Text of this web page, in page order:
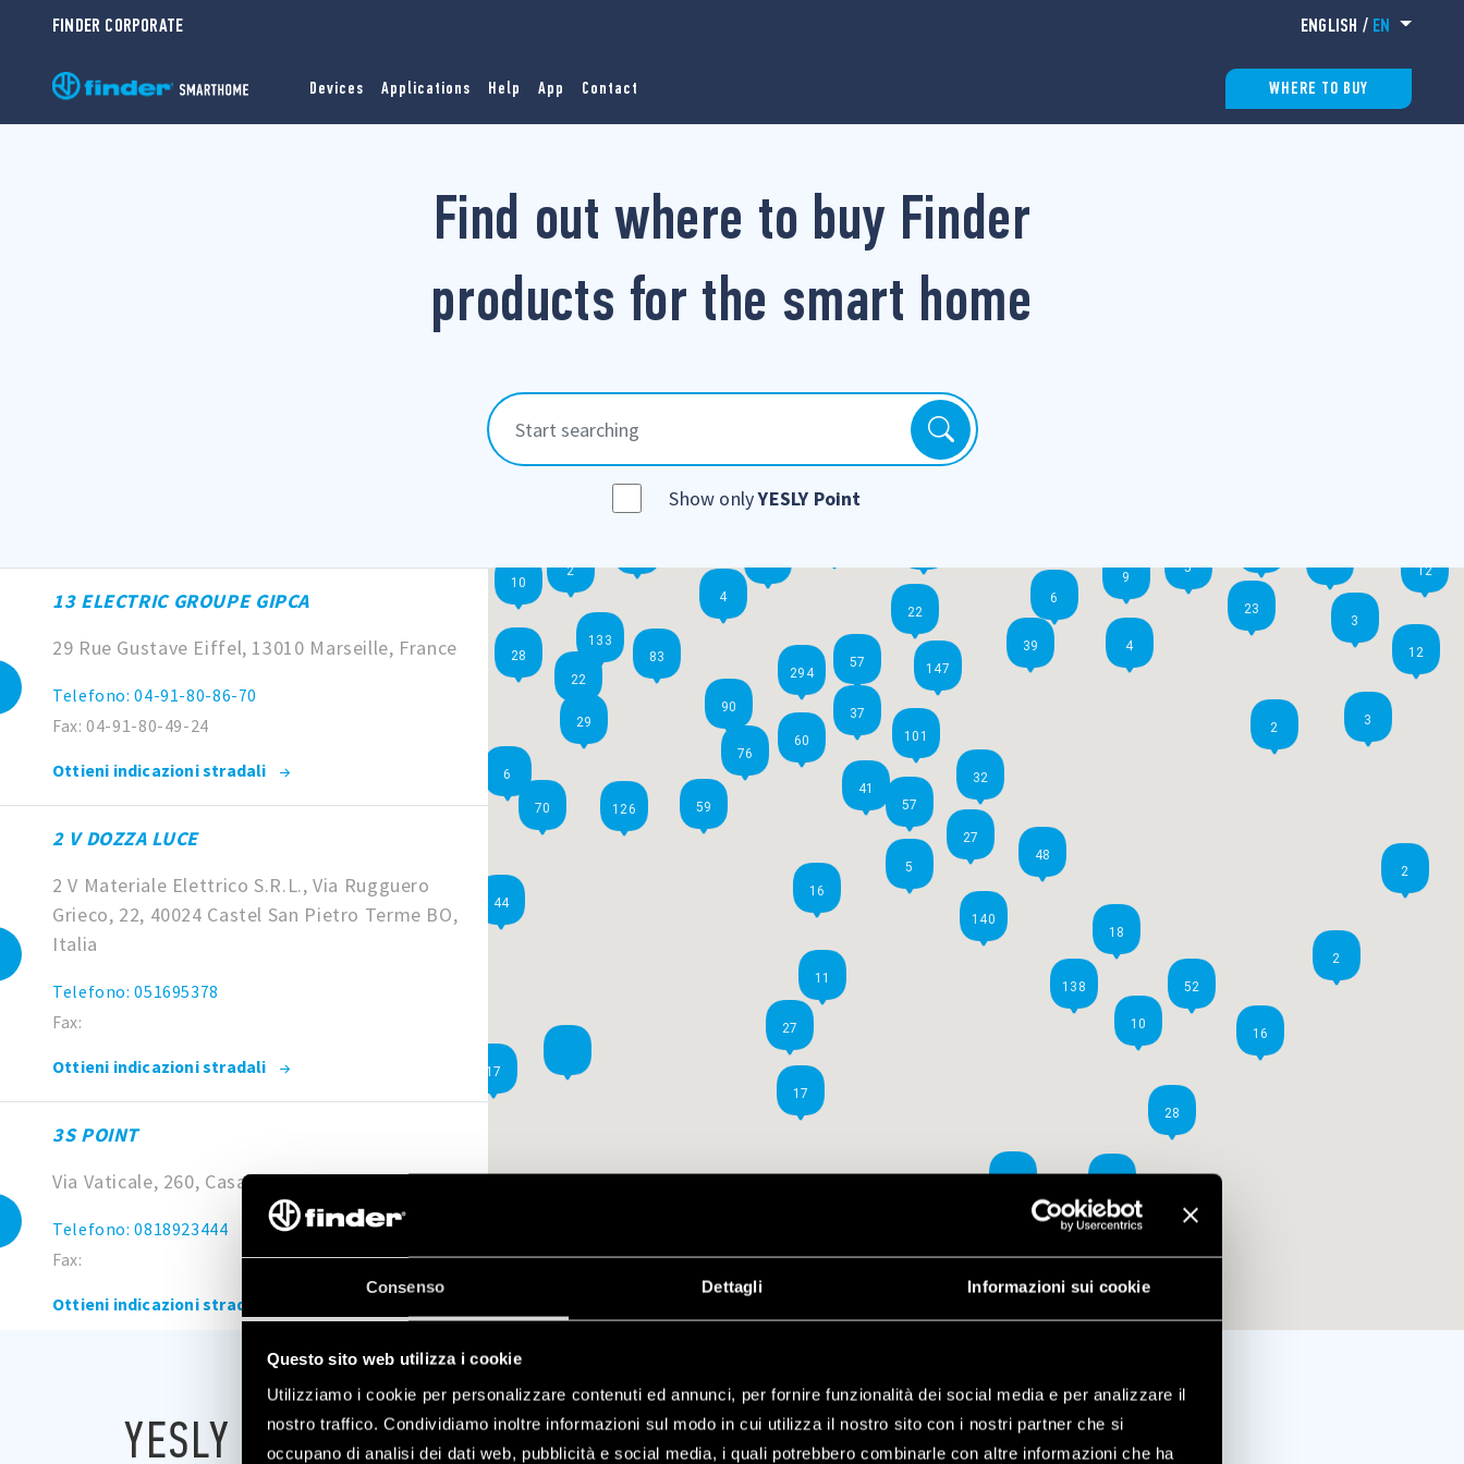
Consenso Dettagli Informazioni sui cookie
Questo sito web utilizza i cookie
Utilizziamo i cookie per personalizzare contenuti ed annunci, per fornire funzionalità dei social media e per analizzare il
nostro traffico. Condividiamo inoltre informazioni sul modo in cui utilizza il nostro sito con i nostri partner che si
occupano di analisi dei dati web, pubblicità e social media, i quali potrebbero combinarle con altre informazioni che ha
FINDER CORPORATE ENGLISH / EN
Devices Applications Help App Contact WHERE TO BUY
Find out where to buy Finder
products for the smart home
Show onlyYESLY Point
13 ELECTRIC GROUPE GIPCA
29 Rue Gustave Eiffel, 13010 Marseille, France
Telefono: 04-91-80-86-70
Fax: 04-91-80-49-24
Ottieni indicazioni stradali
2 V DOZZA LUCE
2 V Materiale Elettrico S.R.L., Via Rugguero
Grieco, 22, 40024 Castel San Pietro Terme BO,
Italia
Telefono: 051695378
Fax:
Ottieni indicazioni stradali
3S POINT
Via Vaticale, 260, Casal di Principe, CE, Italia
Telefono: 0818923444
Fax:
Ottieni indicazioni stradali
4F ELETTROFORNITURE SRL
Viale dei Volsci, 9, 00049 Velletri RM, Italy
126
101
138
140
2
294
133
60
48
52
18
28
70
83
90
17
59
28
147
57
37
76
39
17
22
10
44
29
22
12
12
16
2
3
27
32
27
57
41
11
6
23
3
5
10
2
4
16
9
6
2
5
4
YESLY POINTS